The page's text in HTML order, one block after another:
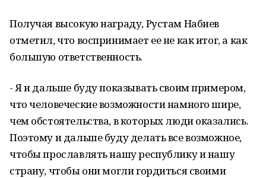
Получая высокую награду, Рустам Набиев
отметил, что воспринимает ее не как итог, а как
большую ответственность.
- Я и дальше буду показывать своим примером,
что человеческие возможности намного шире,
чем обстоятельства, в которых люди оказались.
Поэтому и дальше буду делать все возможное,
чтобы прославлять нашу республику и нашу
страну, чтобы они могли гордиться своими